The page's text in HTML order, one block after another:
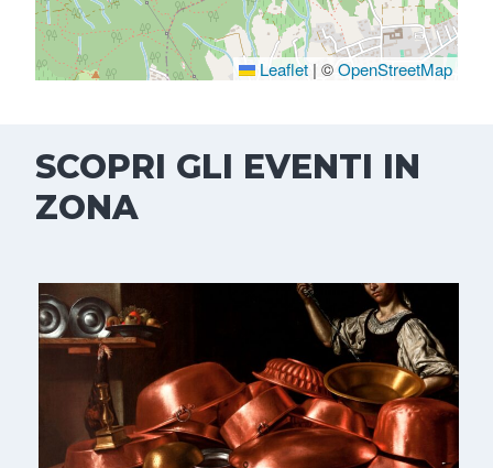
Leaflet | ©OpenStreetMap
SCOPRI GLI EVENTI IN
ZONA